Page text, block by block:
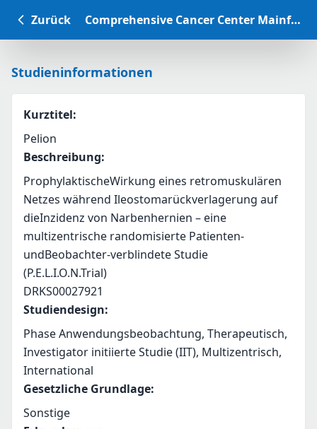
Zurück Comprehensive Cancer Center Mainfranken Studiendatenbank
Studieninformationen
Kurztitel:
Pelion
Beschreibung:
ProphylaktischeWirkung eines retromuskulären
Netzes während Ileostomarückverlagerung auf
dieInzidenz von Narbenhernien – eine
multizentrische randomisierte Patienten-
undBeobachter-verblindete Studie
(P.E.L.I.O.N.Trial)
DRKS00027921
Studiendesign:
Phase Anwendungsbeobachtung, Therapeutisch,
Investigator initiierte Studie (IIT), Multizentrisch,
International
Gesetzliche Grundlage:
Sonstige